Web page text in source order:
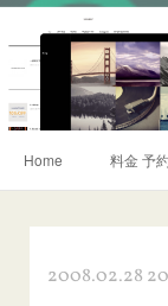
Home 料金 予約
2008.02.28